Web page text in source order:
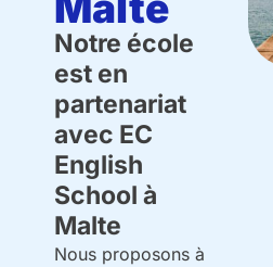
Notre école
est en
partenariat
avec EC
English
School à
Malte
Nous proposons à